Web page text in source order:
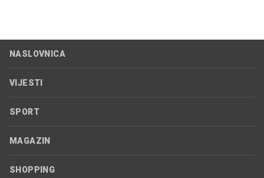
NASLOVNICA
VIJESTI
SPORT
MAGAZIN
SHOPPING